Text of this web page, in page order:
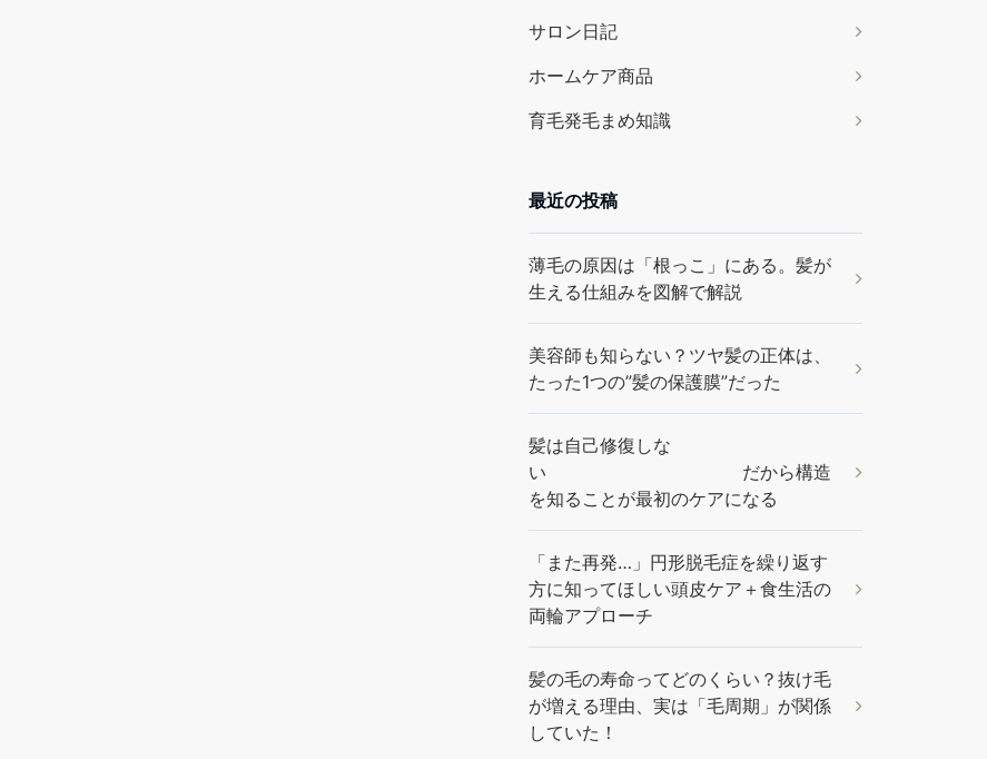
サロン日記
ホームケア商品
育毛発毛まめ知識
最近の投稿
薄毛の原因は「根っこ」にある。髪が
生える仕組みを図解で解説
美容師も知らない？ツヤ髪の正体は、
たった1つの”髪の保護膜”だった
髪は自己修復しな
い だから構造
を知ることが最初のケアになる
「また再発…」円形脱毛症を繰り返す
方に知ってほしい頭皮ケア＋食生活の
両輪アプローチ
髪の毛の寿命ってどのくらい？抜け毛
が増える理由、実は「毛周期」が関係
していた！